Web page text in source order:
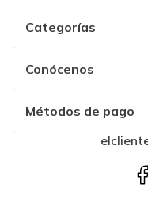
Categorías
Conócenos
Métodos de pago